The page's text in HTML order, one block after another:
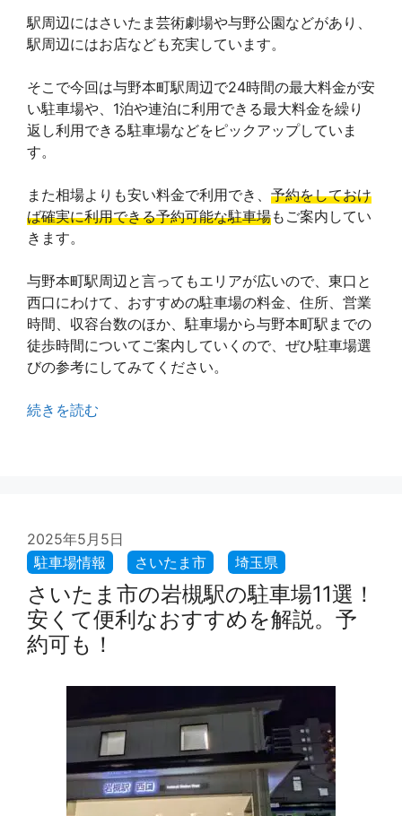
駅周辺にはさいたま芸術劇場や与野公園などがあり、
駅周辺にはお店なども充実しています。
そこで今回は与野本町駅周辺で24時間の最大料金が安
い駐車場や、1泊や連泊に利用できる最大料金を繰り
返し利用できる駐車場などをピックアップしていま
す。
また相場よりも安い料金で利用でき、 予約をしておけ
ば確実に利用できる予約可能な駐車場もご案内してい
きます。
与野本町駅周辺と言ってもエリアが広いので、東口と
西口にわけて、おすすめの駐車場の料金、住所、営業
時間、収容台数のほか、駐車場から与野本町駅までの
徒歩時間についてご案内していくので、ぜひ駐車場選
びの参考にしてみてください。
続きを読む
2025年5月5日
さいたま市の岩槻駅の駐車場11選！
安くて便利なおすすめを解説。予
約可も！